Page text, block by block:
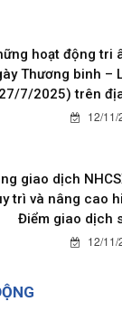
hoạt động tri
Thương binh –
27/7/2025) trên
12/11/
giao dịch
trì và nâng cao
Điểm giao dịch
12/11/